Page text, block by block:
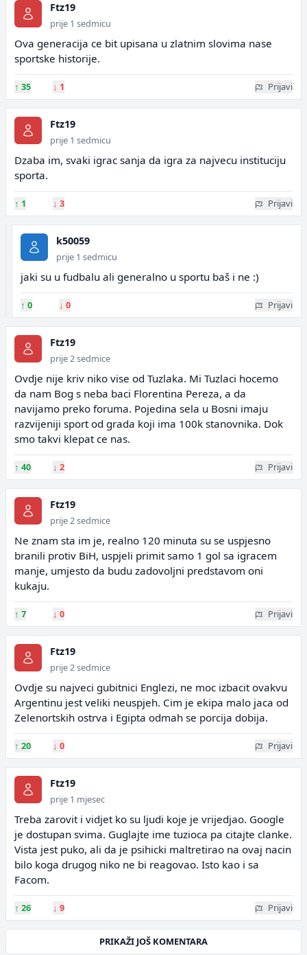
Ftz19
prije 1 sedmicu
Ova generacija ce bit upisana u zlatnim slovima nase
sportske historije.
↑ 35 ↓ 1 Prijavi
Ftz19
prije 1 sedmicu
Dzaba im, svaki igrac sanja da igra za najvecu instituciju
sporta.
↑ 1 ↓ 3 Prijavi
k50059
prije 1 sedmicu
jaki su u fudbalu ali generalno u sportu baš i ne :)
↑ 0 ↓ 0 Prijavi
Ftz19
prije 2 sedmice
Ovdje nije kriv niko vise od Tuzlaka. Mi Tuzlaci hocemo
da nam Bog s neba baci Florentina Pereza, a da
navijamo preko foruma. Pojedina sela u Bosni imaju
razvijeniji sport od grada koji ima 100k stanovnika. Dok
smo takvi klepat ce nas.
↑ 40 ↓ 2 Prijavi
Ftz19
prije 2 sedmice
Ne znam sta im je, realno 120 minuta su se uspjesno
branili protiv BiH, uspjeli primit samo 1 gol sa igracem
manje, umjesto da budu zadovoljni predstavom oni
kukaju.
↑ 7 ↓ 0 Prijavi
Ftz19
prije 2 sedmice
Ovdje su najveci gubitnici Englezi, ne moc izbacit ovakvu
Argentinu jest veliki neuspjeh. Cim je ekipa malo jaca od
Zelenortskih ostrva i Egipta odmah se porcija dobija.
↑ 20 ↓ 0 Prijavi
Ftz19
prije 1 mjesec
Treba zarovit i vidjet ko su ljudi koje je vrijedjao. Google
je dostupan svima. Guglajte ime tuzioca pa citajte clanke.
Vista jest puko, ali da je psihicki maltretirao na ovaj nacin
bilo koga drugog niko ne bi reagovao. Isto kao i sa
Facom.
↑ 26 ↓ 9 Prijavi
PRIKAŽI JOŠ KOMENTARA